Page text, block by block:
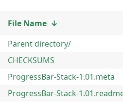
File Name ↓
Parent directory/
CHECKSUMS
ProgressBar-Stack-1.01.meta
ProgressBar-Stack-